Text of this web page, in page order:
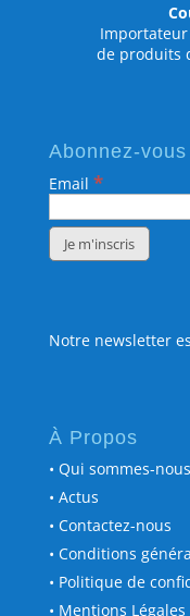
de produits
Abonnez-
Email *
Notre newsletter
À Propos
• Qui sommes-
• Actus
• Contactez-nous
• Conditions
• Politique de
• Mentions Légales